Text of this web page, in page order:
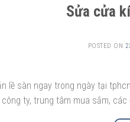
Sửa cửa
POSTED ON
lề sàn ngay trong ngày tại
ty, trung tâm mua sắm,